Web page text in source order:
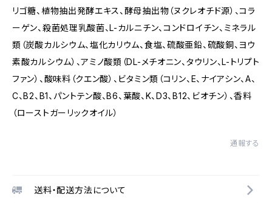
リゴ糖、植物抽出発酵エキス、酵母抽出物（ヌクレオチド源）、コラ
ーゲン、殺菌処理乳酸菌、L-カルニチン、コンドロイチン、ミネラル
類（炭酸カルシウム、塩化カリウム、食塩、硫酸亜鉛、硫酸銅、ヨウ
素酸カルシウム）、アミノ酸類（DL-メチオニン、タウリン、L-トリプト
ファン）、酸味料（クエン酸）、ビタミン類（コリン、E、ナイアシン、A、
C、B2、B1、パントテン酸、B6、葉酸、K、D3、B12、ビオチン）、香料
（ローストガーリックオイル）
通報する
送料・配送方法について